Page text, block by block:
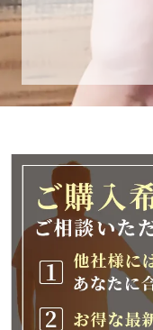
下記期間を年末
2025年12月25日
2026年1月9日(
す。
ご不便をおかけ
よろしくお願い